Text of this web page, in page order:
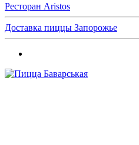
Ресторан Aristos
Доставка пиццы Запорожье